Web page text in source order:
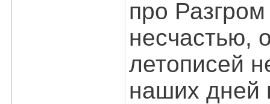
про
несчастью,
летописей
наших дней